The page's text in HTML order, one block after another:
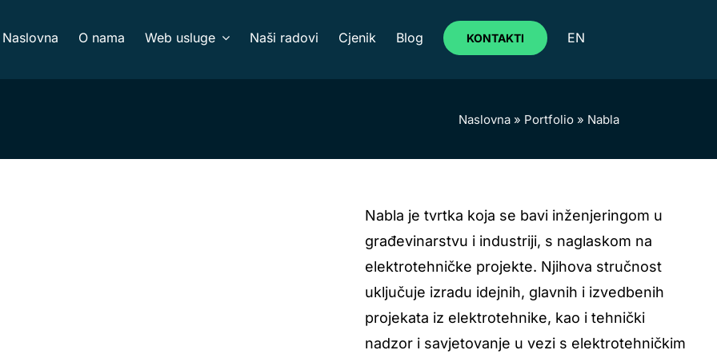
Naslovna O nama Web usluge Naši radovi Cjenik Blog KONTAKTI EN
Naslovna » Portfolio » Nabla
Nabla je tvrtka koja se bavi inženjeringom u
građevinarstvu i industriji, s naglaskom na
elektrotehničke projekte. Njihova stručnost
uključuje izradu idejnih, glavnih i izvedbenih
projekata iz elektrotehnike, kao i tehnički
nadzor i savjetovanje u vezi s elektrotehničkim